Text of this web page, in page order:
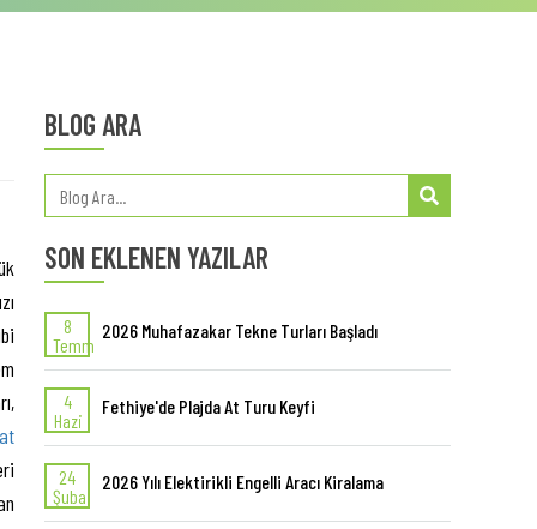
BLOG ARA
SON EKLENEN YAZILAR
8
Temm
2026 Muhafazakar Tekne Turları Başladı
4
Hazi
Fethiye'de Plajda At Turu Keyfi
24
Şuba
2026 Yılı Elektirikli Engelli Aracı Kiralama